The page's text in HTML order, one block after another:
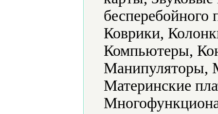
Коврики,
Компьютеры,
Манипуляторы,
Материнские